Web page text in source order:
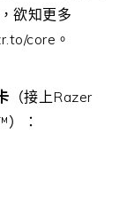
欲知更多
core。
（接上Razer
：